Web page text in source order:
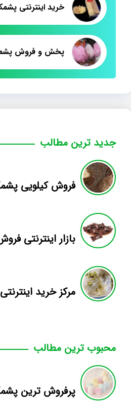
خرید اینترنتی پشمک ۱۵
جدید ترین مطالب
مرکز خرید
محبوب ترین مطالب
پرفروش ترین